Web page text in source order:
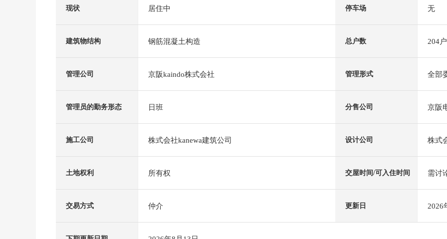
现状 居住中 停车场 无
建筑物结构 钢筋混凝土构造 总户数 204户
管理公司 京阪kaindo株式会社 管理形式 全部
管理员的勤务形态 日班 分售公司 京阪
施工公司 株式会社kanewa建筑公司 设计公司 株式
土地权利 所有权 交屋时间/可入住时间 需讨
交易方式 仲介 更新日 2026